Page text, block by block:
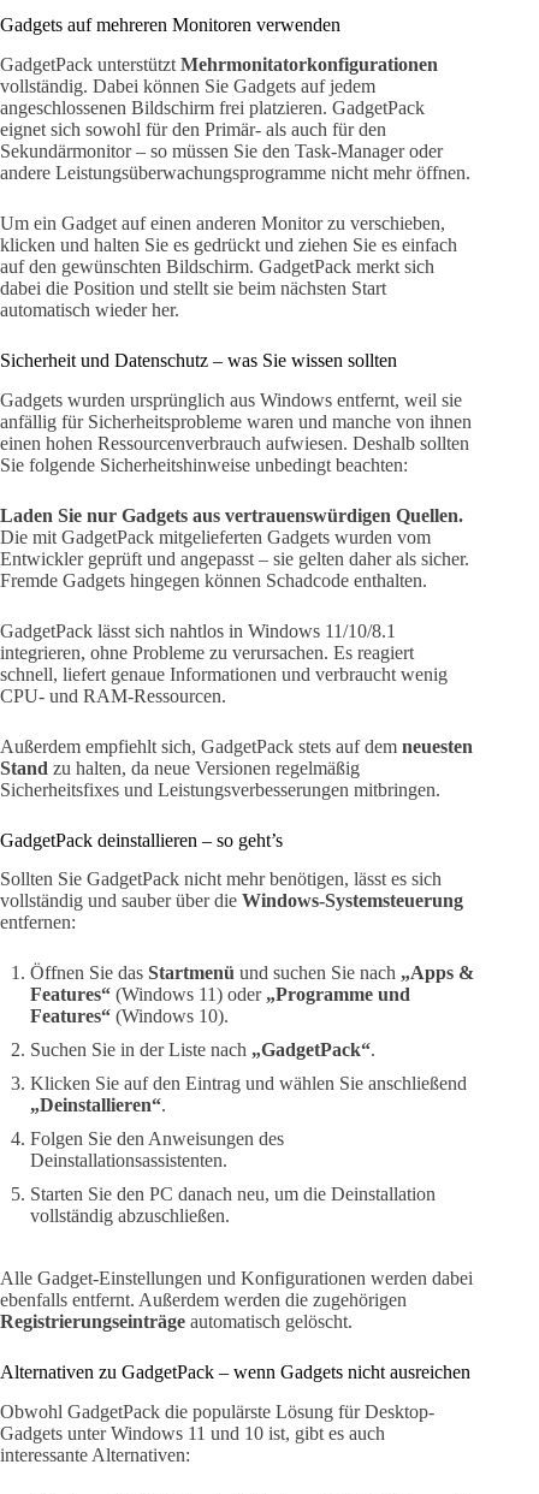
Gadgets auf mehreren Monitoren verwenden
GadgetPack unterstützt Mehrmonitatorkonfigurationen
vollständig. Dabei können Sie Gadgets auf jedem
angeschlossenen Bildschirm frei platzieren. GadgetPack
eignet sich sowohl für den Primär- als auch für den
Sekundärmonitor – so müssen Sie den Task-Manager oder
andere Leistungsüberwachungsprogramme nicht mehr öffnen.
Um ein Gadget auf einen anderen Monitor zu verschieben,
klicken und halten Sie es gedrückt und ziehen Sie es einfach
auf den gewünschten Bildschirm. GadgetPack merkt sich
dabei die Position und stellt sie beim nächsten Start
automatisch wieder her.
Sicherheit und Datenschutz – was Sie wissen sollten
Gadgets wurden ursprünglich aus Windows entfernt, weil sie
anfällig für Sicherheitsprobleme waren und manche von ihnen
einen hohen Ressourcenverbrauch aufwiesen. Deshalb sollten
Sie folgende Sicherheitshinweise unbedingt beachten:
Laden Sie nur Gadgets aus vertrauenswürdigen Quellen.
Die mit GadgetPack mitgelieferten Gadgets wurden vom
Entwickler geprüft und angepasst – sie gelten daher als sicher.
Fremde Gadgets hingegen können Schadcode enthalten.
GadgetPack lässt sich nahtlos in Windows 11/10/8.1
integrieren, ohne Probleme zu verursachen. Es reagiert
schnell, liefert genaue Informationen und verbraucht wenig
CPU- und RAM-Ressourcen.
Außerdem empfiehlt sich, GadgetPack stets auf dem neuesten
Stand zu halten, da neue Versionen regelmäßig
Sicherheitsfixes und Leistungsverbesserungen mitbringen.
GadgetPack deinstallieren – so geht’s
Sollten Sie GadgetPack nicht mehr benötigen, lässt es sich
vollständig und sauber über die Windows-Systemsteuerung
entfernen:
Öffnen Sie das Startmenü und suchen Sie nach „Apps &
Features“ (Windows 11) oder „Programme und
Features“ (Windows 10).
Suchen Sie in der Liste nach „GadgetPack“.
Klicken Sie auf den Eintrag und wählen Sie anschließend
„Deinstallieren“.
Folgen Sie den Anweisungen des
Deinstallationsassistenten.
Starten Sie den PC danach neu, um die Deinstallation
vollständig abzuschließen.
Alle Gadget-Einstellungen und Konfigurationen werden dabei
ebenfalls entfernt. Außerdem werden die zugehörigen
Registrierungseinträge automatisch gelöscht.
Alternativen zu GadgetPack – wenn Gadgets nicht ausreichen
Obwohl GadgetPack die populärste Lösung für Desktop-
Gadgets unter Windows 11 und 10 ist, gibt es auch
interessante Alternativen: